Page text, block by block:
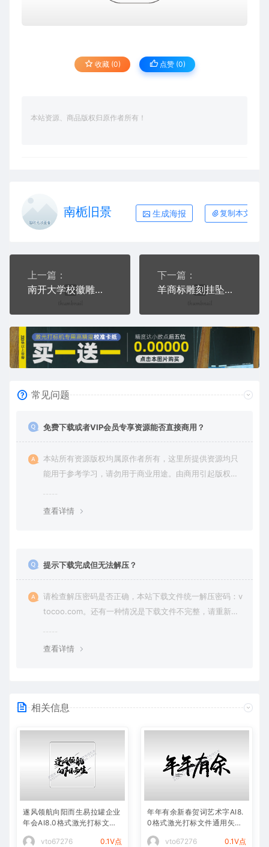
收藏 (0) 点赞 (0)
本站资源、商品版权归原作者所有！
南栀旧景 生成海报 复制本文链接
上一篇：
南开大学校徽雕刻挂坠项链AI8.0格式激光打标文件通用矢量图
下一篇：
羊商标雕刻挂坠项链AI8.0格式激光打标文件通用矢量图
常见问题
免费下载或者VIP会员专享资源能否直接商用？
本站所有资源版权均属原作者所有，这里所提供资源均只
能用于参考学习，请勿用于商业用途。由商用引起版权纠
查看详情
提示下载完成但无法解压？
请检查解压密码是否正确，本站下载文件统一解压密码：v
tocoo.com。还有一种情况是下载文件不完整，请重新下
查看详情
相关信息
遂风领航向阳而生易拉罐企业
年会AI8.0格式激光打标文件
vto67276
0.1V点
年年有余新春贺词艺术字AI8.
0格式激光打标文件通用矢量
vto67276
0.1V点